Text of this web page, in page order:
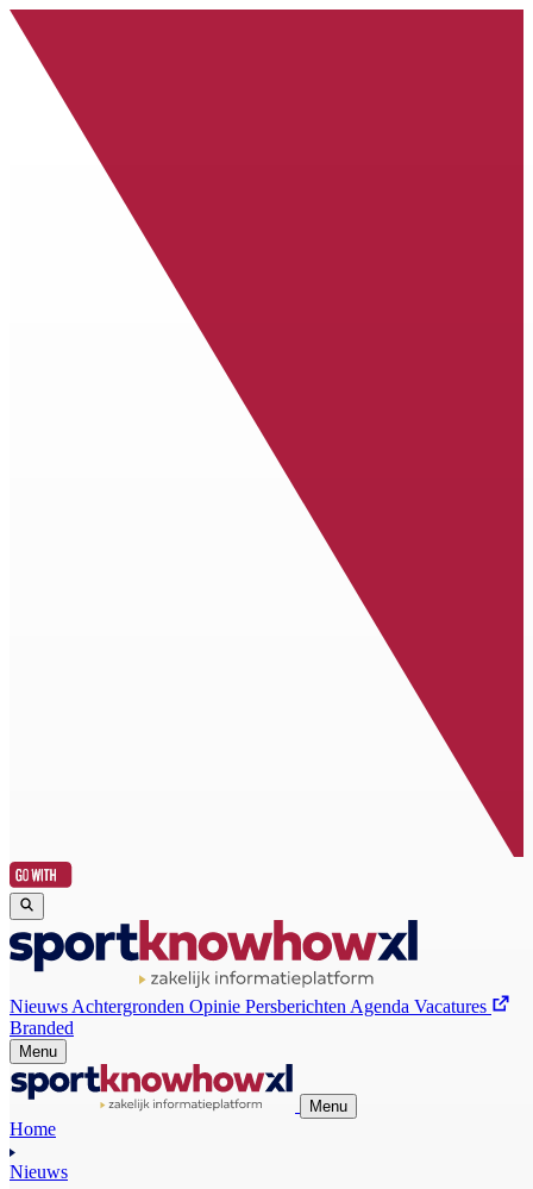
Nieuws Achtergronden Opinie Persberichten Agenda Vacatures
Branded
Menu
Menu
Home
Nieuws